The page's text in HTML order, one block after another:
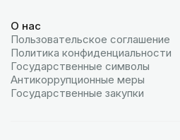
О нас
Пользовательское соглашение
Политика конфиденциальности
Государственные символы
Антикоррупционные меры
Государственные закупки